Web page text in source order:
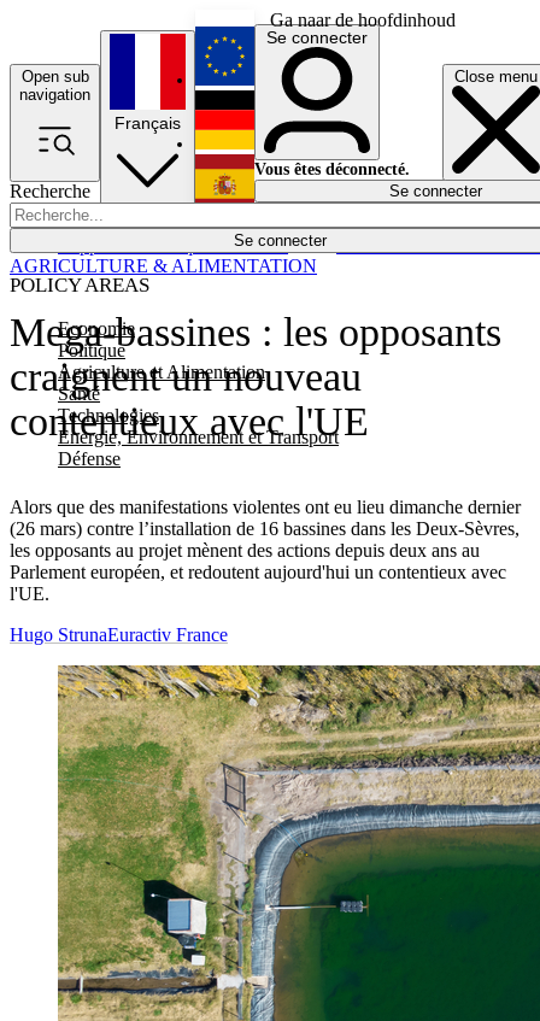
Ga naar de hoofdinhoud
Open sub
navigation
Close menu
Recherche
Se connecter
POLICY AREAS
Economie
Politique
Agriculture et Alimentation
Santé
Technologies
Energie, Environnement et Transport
Défense
Économie
Français
English
Deutsch
Español
Se connecter
Vous êtes déconnecté.
Se connecter
Mega-bassines : les opposants
craignent un nouveau
contentieux avec l'UE
Alors que des manifestations violentes ont eu lieu dimanche dernier
(26 mars) contre l’installation de 16 bassines dans les Deux-Sèvres,
les opposants au projet mènent des actions depuis deux ans au
Parlement européen, et redoutent aujourd'hui un contentieux avec
l'UE.
AGRICULTURE & ALIMENTATION
Hugo StrunaEuractiv France